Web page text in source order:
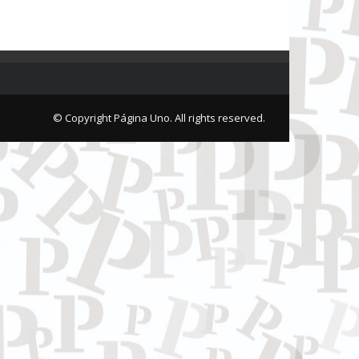
© Copyright Página Uno. All rights reserved.